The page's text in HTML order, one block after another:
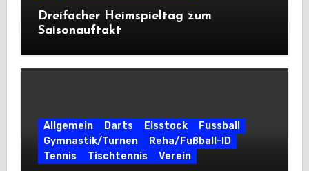
Dreifacher Heimspieltag zum
Saisonauftakt
Allgemein Darts Eisstock
Fussball
Gymnastik/Turnen
Reha/Fußball-ID
Tennis
Tischtennis Verein